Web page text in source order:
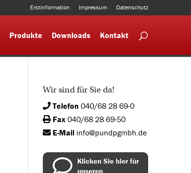
Erstinformation Impressum Datenschutz
Produkte Downloads Kontakt
Wir sind für Sie da!
Telefon 040/68 28 69-0
Fax040/68 28 69-50
E-Mail info@pundpgmbh.de
Klicken Sie hier für
unseren